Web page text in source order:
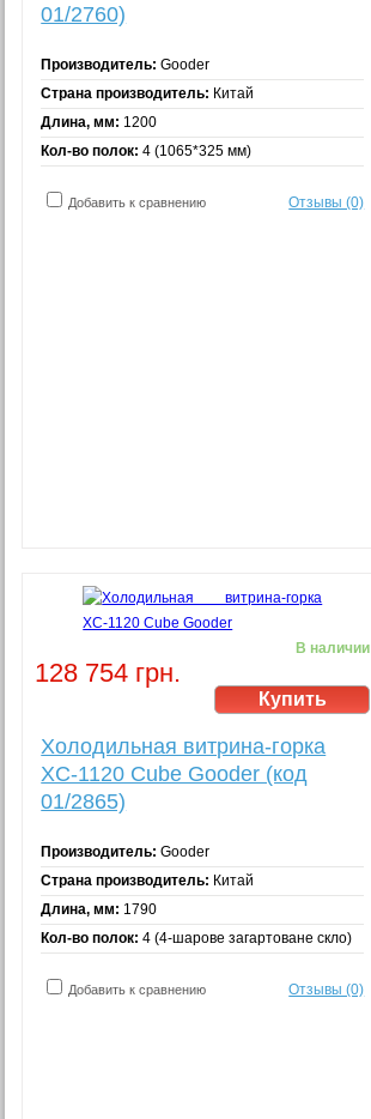
01/2760)
Производитель: Gooder
Страна производитель: Китай
Длина, мм: 1200
Кол-во полок: 4 (1065*325 мм)
Добавить к сравнению Отзывы (0)
128 754 грн.
В наличии
Холодильная витрина-горка
XC-1120 Cube Gooder (код
01/2865)
Производитель: Gooder
Страна производитель: Китай
Длина, мм: 1790
Кол-во полок: 4 (4-шарове загартоване скло)
Добавить к сравнению Отзывы (0)